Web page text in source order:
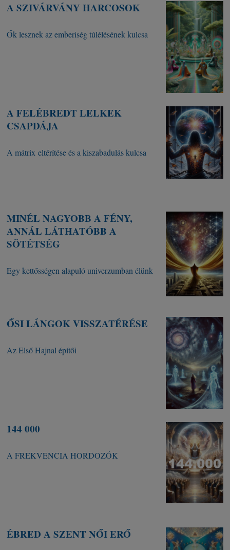
A SZIVÁRVÁNY HARCOSOK
Ők lesznek az emberiség túlélésének kulcsa
A FELÉBREDT LELKEK
CSAPDÁJA
A mátrix eltérítése és a kiszabadulás kulcsa
MINÉL NAGYOBB A FÉNY,
ANNÁL LÁTHATÓBB A
SÖTÉTSÉG
Egy kettősségen alapuló univerzumban élünk
ŐSI LÁNGOK VISSZATÉRÉSE
Az Első Hajnal építői
144 000
A FREKVENCIA HORDOZÓK
ÉBRED A SZENT NŐI ERŐ